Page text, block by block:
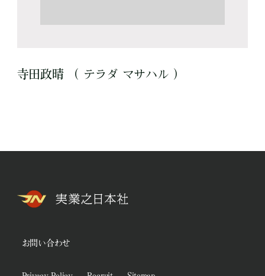
寺田政晴 （ テラダ マサハル ）
お問い合わせ